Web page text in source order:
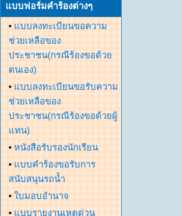
แบบฟอร์มคำร้องต่างๆ
• แบบลงทะเบียนขอความ
ช่วยเหลือของ
ประชาชน(กรณีร้องขอด้วย
ตนเอง)
• แบบลงทะเบียนขอรับความ
ช่วยเหลือของ
ประชาชน(กรณีร้องขอด้วยผู้
แทน)
• หนังสือรับรองนักเรียน
• แบบคำร้องขอรับการ
สนับสนุนรถน้ำ
• ใบมอบอำนาจ
• แบบรายงานเหตุด่วน